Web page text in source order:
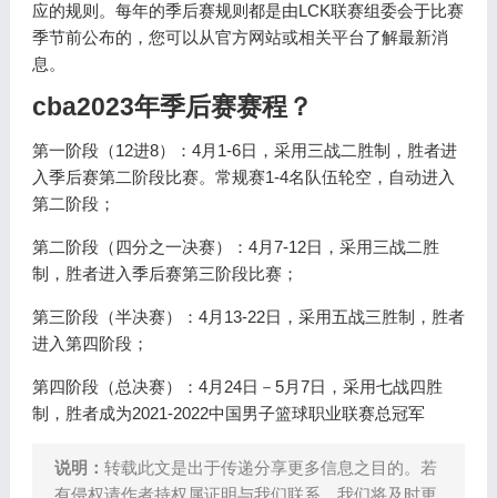
应的规则。每年的季后赛规则都是由LCK联赛组委会于比赛
季节前公布的，您可以从官方网站或相关平台了解最新消
息。
cba2023年季后赛赛程？
第一阶段（12进8）：4月1-6日，采用三战二胜制，胜者进
入季后赛第二阶段比赛。常规赛1-4名队伍轮空，自动进入
第二阶段；
第二阶段（四分之一决赛）：4月7-12日，采用三战二胜
制，胜者进入季后赛第三阶段比赛；
第三阶段（半决赛）：4月13-22日，采用五战三胜制，胜者
进入第四阶段；
第四阶段（总决赛）：4月24日－5月7日，采用七战四胜
制，胜者成为2021-2022中国男子篮球职业联赛总冠军
说明： 转载此文是出于传递分享更多信息之目的。若
有侵权请作者持权属证明与我们联系，我们将及时更